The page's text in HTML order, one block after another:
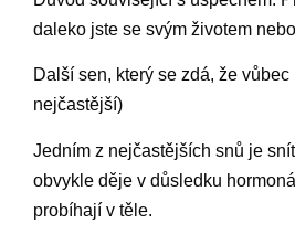
daleko jste se svým životem
Další sen, který se zdá, že
nejčastější)
Jedním z nejčastějších snů je
obvykle děje v důsledku
probíhají v těle.